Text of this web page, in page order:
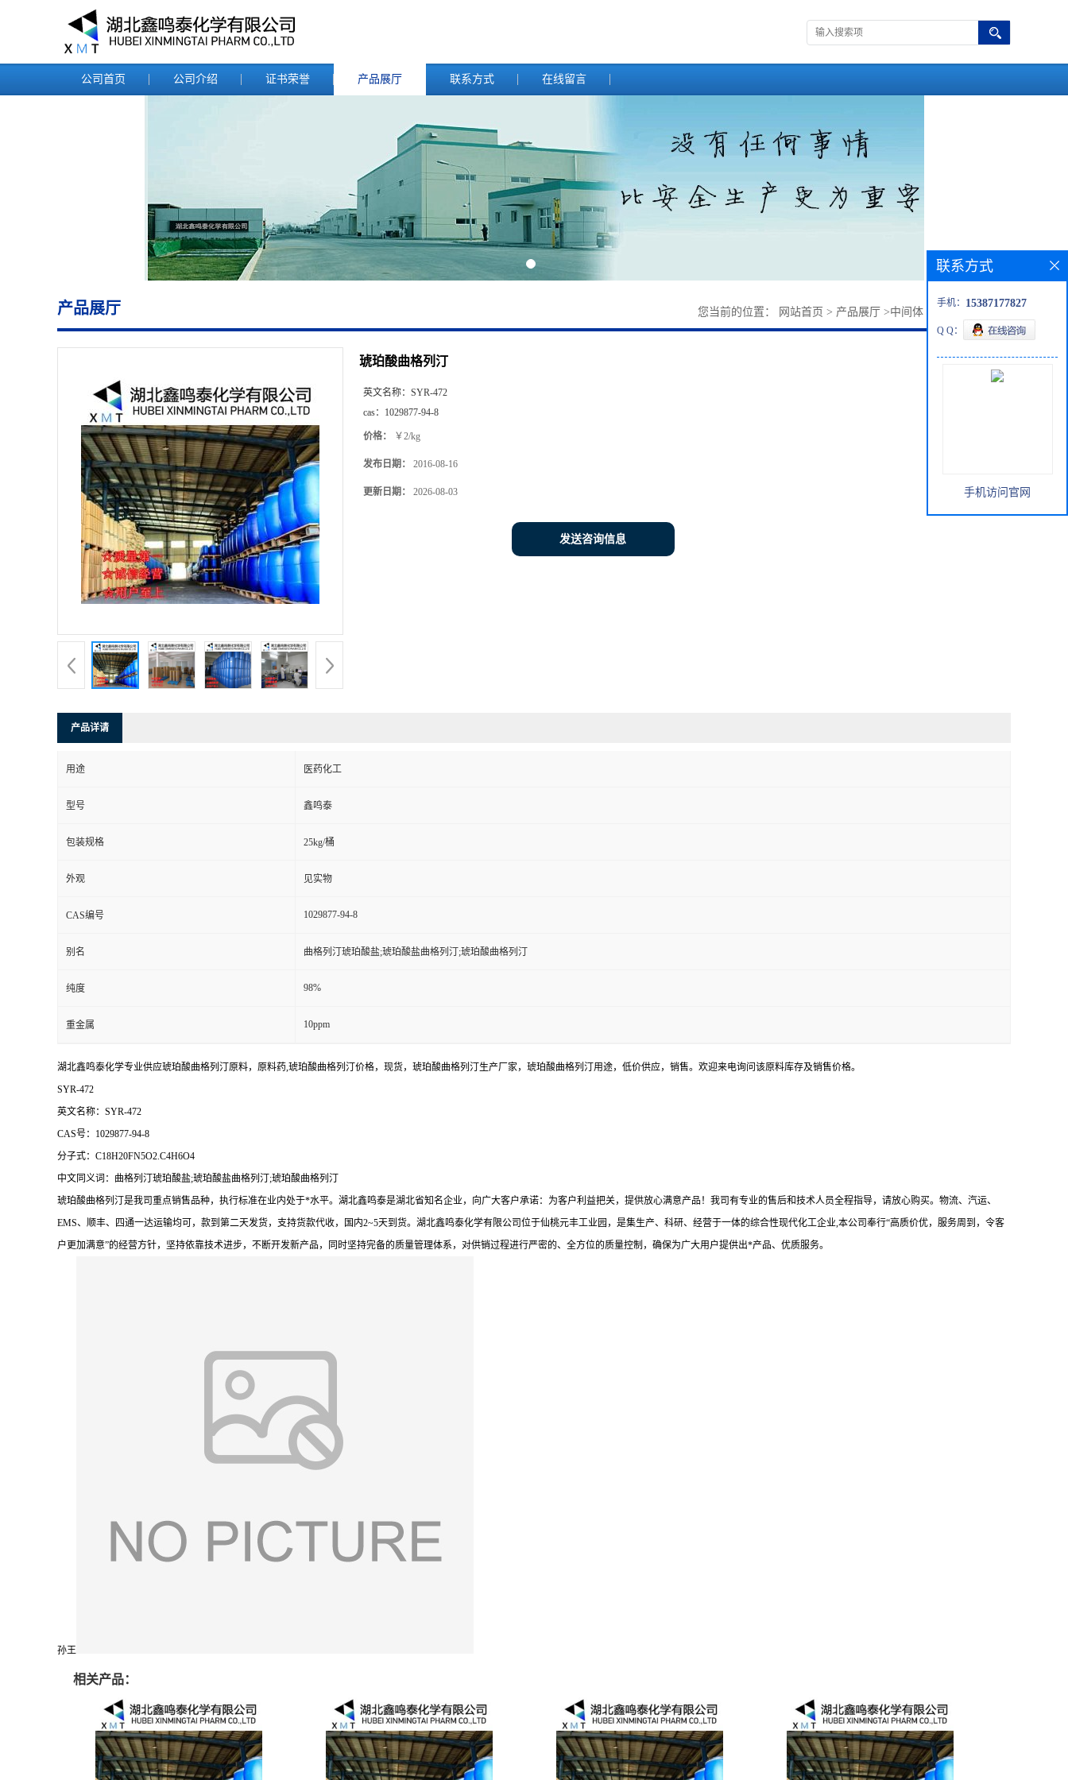
公司首页 公司介绍 证书荣誉 产品展厅 联系方式 在线留言
产品展厅 您当前的位置： 网站首页 > 产品展厅 >中间体
琥珀酸曲格列汀
英文名称： SYR-472
cas： 1029877-94-8
价格： ￥2/kg
发布日期： 2016-08-16
更新日期： 2026-08-03
发送咨询信息
产品详请
用途 医药化工
型号 鑫鸣泰
包装规格 25kg/桶
外观 见实物
CAS编号 1029877-94-8
别名 曲格列汀琥珀酸盐;琥珀酸盐曲格列汀;琥珀酸曲格列汀
纯度 98%
重金属 10ppm
湖北鑫鸣泰化学专业供应琥珀酸曲格列汀原料，原料药,琥珀酸曲格列汀价格，现货，琥珀酸曲格列汀生产厂家，琥珀酸曲格列汀用途，低价供应，销售。欢迎来电询问该原料库存及销售价格。
SYR-472
英文名称：SYR-472
CAS号：1029877-94-8
分子式：C18H20FN5O2.C4H6O4
中文同义词：曲格列汀琥珀酸盐;琥珀酸盐曲格列汀;琥珀酸曲格列汀
琥珀酸曲格列汀是我司重点销售品种，执行标准在业内处于*水平。湖北鑫鸣泰是湖北省知名企业，向广大客户承诺：为客户利益把关，提供放心满意产品！我司有专业的售后和技术人员全程指导，请放心购买。物流、汽运、
EMS、顺丰、四通一达运输均可，款到第二天发货，支持货款代收，国内2~5天到货。湖北鑫鸣泰化学有限公司位于仙桃元丰工业园，是集生产、科研、经营于一体的综合性现代化工企业,本公司奉行“高质价优，服务周到，令客
户更加满意”的经营方针，坚持依靠技术进步，不断开发新产品，同时坚持完备的质量管理体系，对供销过程进行严密的、全方位的质量控制，确保为广大用户提供出*产品、优质服务。
孙王
相关产品：
联系方式
手机： 15387177827
Q Q：
手机访问官网